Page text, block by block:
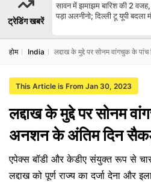
ट्रेडिंग खबरें
सावन में झमाझम बारिश की 2
पड़ा अलनीनो; दिल्ली टू यूपी बदला
होम India लद्दाख के मुद्दे पर सोनम वांगचुक के
This Article is From Jan 30, 2023
लद्दाख के मुद्दे पर सोनम
अनशन के अंतिम दिन
एपेक्स बॉडी और केडीए संयुक्त रूप से
लद्दाख को पूर्ण राज्य का दर्जा देना और